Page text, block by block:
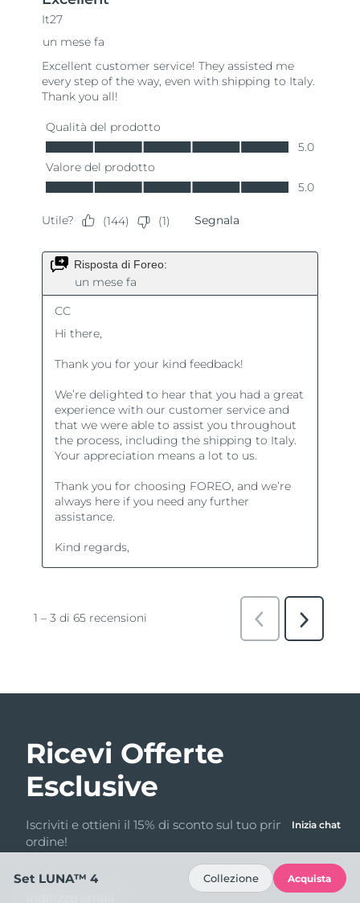
Ricevi Offerte
Esclusive
Iscriviti e ottieni il 15% di sconto sul tuo primo
ordine!
Inizia chat
Set LUNA™ 4 Collezione Acquista